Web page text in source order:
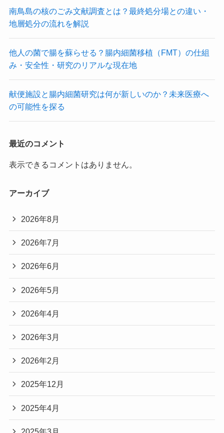
南鳥島の核のごみ文献調査とは？最終処分場との違い・
地層処分の流れを解説
他人の菌で腸を蘇らせる？腸内細菌移植（FMT）の仕組
み・安全性・研究のリアルな現在地
献便施設と腸内細菌研究は何が新しいのか？未来医療へ
の可能性を探る
最近のコメント
表示できるコメントはありません。
アーカイブ
2026年8月
2026年7月
2026年6月
2026年5月
2026年4月
2026年3月
2026年2月
2025年12月
2025年4月